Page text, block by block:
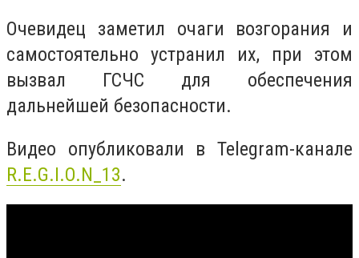
Очевидец заметил очаги возгорания и
самостоятельно устранил их, при этом
вызвал ГСЧС для обеспечения
дальнейшей безопасности.
Видео опубликовали в Telegram-канале
R.E.G.I.O.N_13.